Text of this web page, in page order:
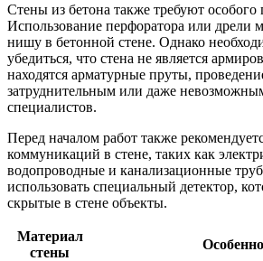
Стены из бетона также требуют особого
Использование перфоратора или дрели
нишу в бетонной стене. Однако
убедиться, что стена не является
находятся арматурные пруты,
затруднительным или даже
специалистов.
Перед началом работ также
коммуникаций в стене, таких как
водопроводные и канализационные
использовать специальный детектор,
скрытые в стене объекты.
Материал
стены